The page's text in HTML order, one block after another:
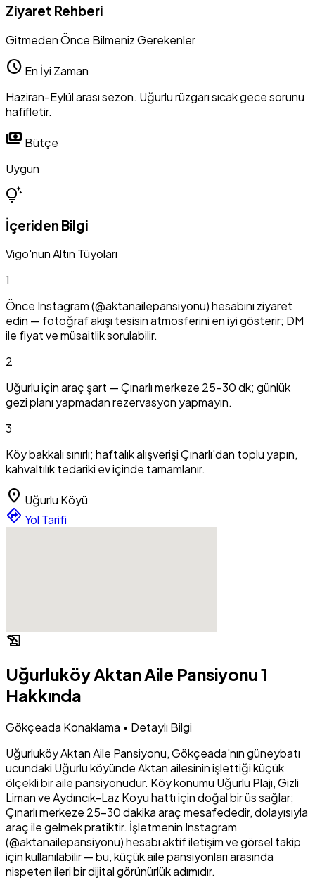
Ziyaret Rehberi
Gitmeden Önce Bilmeniz Gerekenler
schedule En İyi Zaman
Haziran-Eylül arası sezon. Uğurlu rüzgarı sıcak gece sorunu
hafifletir.
payments Bütçe
Uygun
tips_and_updates
İçeriden Bilgi
Vigo'nun Altın Tüyoları
1
Önce Instagram (@aktanailepansiyonu) hesabını ziyaret
edin — fotoğraf akışı tesisin atmosferini en iyi gösterir; DM
ile fiyat ve müsaitlik sorulabilir.
2
Uğurlu için araç şart — Çınarlı merkeze 25-30 dk; günlük
gezi planı yapmadan rezervasyon yapmayın.
3
Köy bakkalı sınırlı; haftalık alışverişi Çınarlı'dan toplu yapın,
kahvaltılık tedariki ev içinde tamamlanır.
location_on Uğurlu Köyü
directions Yol Tarifi
history_edu
Uğurluköy Aktan Aile Pansiyonu 1
Hakkında
Gökçeada Konaklama • Detaylı Bilgi
Uğurluköy Aktan Aile Pansiyonu, Gökçeada'nın güneybatı
ucundaki Uğurlu köyünde Aktan ailesinin işlettiği küçük
ölçekli bir aile pansiyonudur. Köy konumu Uğurlu Plajı, Gizli
Liman ve Aydıncık-Laz Koyu hattı için doğal bir üs sağlar;
Çınarlı merkeze 25-30 dakika araç mesafededir, dolayısıyla
araç ile gelmek pratiktir. İşletmenin Instagram
(@aktanailepansiyonu) hesabı aktif iletişim ve görsel takip
için kullanılabilir — bu, küçük aile pansiyonları arasında
nispeten ileri bir dijital görünürlük adımıdır.